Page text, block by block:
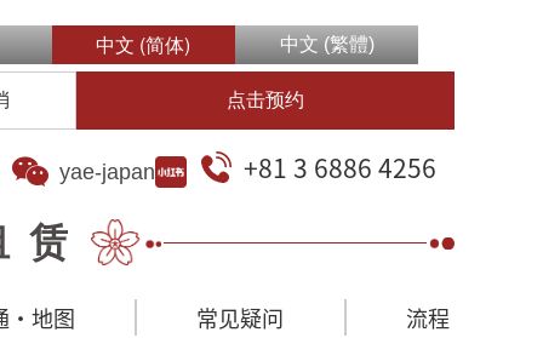
中文 (简体) 中文 (繁體)
点击预约
yae-japan +81 3 6886 4256
赁
·地图 常见疑问 流程